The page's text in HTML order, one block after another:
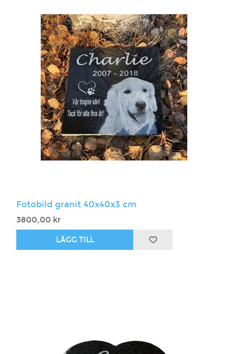
Fotobild granit 40x40x3 cm
3800,00 kr